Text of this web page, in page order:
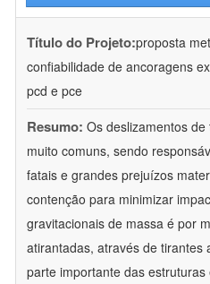
Título do Projeto:proposta
confiabilidade de ancoragens
pcd e pce
Resumo: Os deslizamentos
muito comuns, sendo
fatais e grandes prejuízos
contenção para minimizar
gravitacionais de massa é por
atirantadas, através de tirantes
parte importante das